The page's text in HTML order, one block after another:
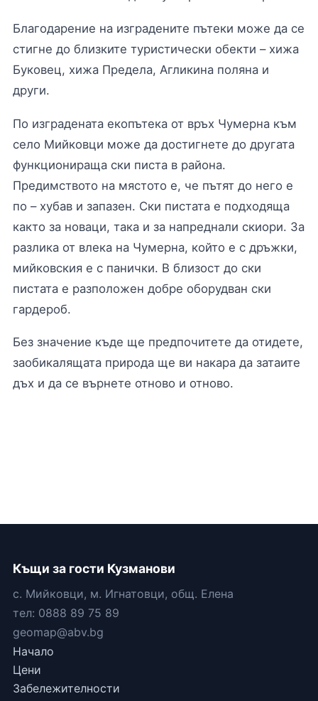
Благодарение на изградените пътеки може да се
стигне до близките туристически обекти – хижа
Буковец, хижа Предела, Агликина поляна и
други.
По изградената екопътека от връх Чумерна към
село Мийковци може да достигнете до другата
функционираща ски писта в района.
Предимството на мястото е, че пътят до него е
по – хубав и запазен. Ски пистата е подходяща
както за новаци, така и за напреднали скиори. За
разлика от влека на Чумерна, който е с дръжки,
мийковския е с панички. В близост до ски
пистата е разположен добре оборудван ски
гардероб.
Без значение къде ще предпочитете да отидете,
заобикалящата природа ще ви накара да затаите
дъх и да се върнете отново и отново.
Къщи за гости Кузманови
с. Мийковци, м. Игнатовци, общ. Елена
тел: 0888 89 75 89
geomap@abv.bg
Начало
Цени
Забележителности